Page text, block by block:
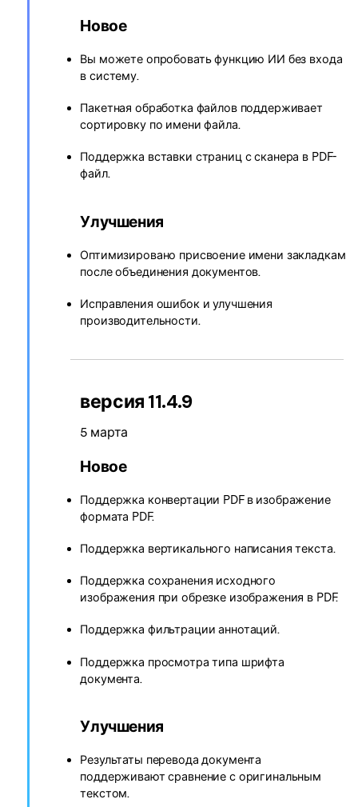
Новое
Вы можете опробовать функцию ИИ без входа
в систему.
Пакетная обработка файлов поддерживает
сортировку по имени файла.
Поддержка вставки страниц с сканера в PDF-
файл.
Улучшения
Оптимизировано присвоение имени закладкам
после объединения документов.
Исправления ошибок и улучшения
производительности.
версия 11.4.9
5 марта
Новое
Поддержка конвертации PDF в изображение
формата PDF.
Поддержка вертикального написания текста.
Поддержка сохранения исходного
изображения при обрезке изображения в PDF.
Поддержка фильтрации аннотаций.
Поддержка просмотра типа шрифта
документа.
Улучшения
Результаты перевода документа
поддерживают сравнение с оригинальным
текстом.